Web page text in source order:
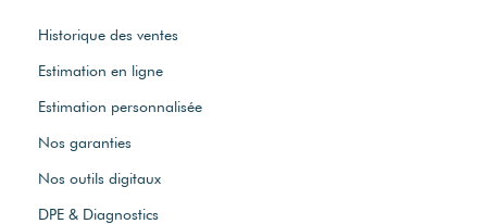
Historique des ventes
Estimation en ligne
Estimation personnalisée
Nos garanties
Nos outils digitaux
DPE & Diagnostics